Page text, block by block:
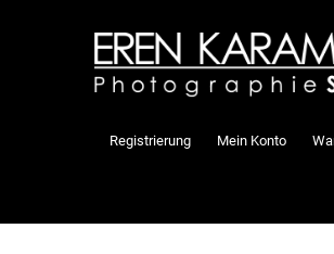
Registrierung Mein Konto